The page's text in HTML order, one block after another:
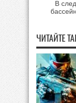
В
ЧИТАЙТЕ